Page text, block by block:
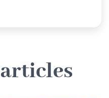
articles